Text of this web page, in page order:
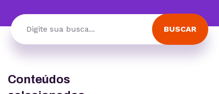
BUSCAR
Conteúdos